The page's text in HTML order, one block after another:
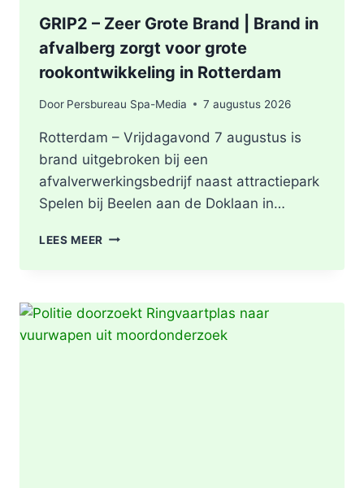
GRIP2 – Zeer Grote Brand | Brand in
afvalberg zorgt voor grote
rookontwikkeling in Rotterdam
Door Persbureau Spa-Media 7 augustus 2026
Rotterdam – Vrijdagavond 7 augustus is
brand uitgebroken bij een
afvalverwerkingsbedrijf naast attractiepark
Spelen bij Beelen aan de Doklaan in…
LEES MEER GRIP2
BRAND
|
BRAND